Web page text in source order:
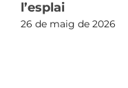
l’esplai
26 de maig de 2026